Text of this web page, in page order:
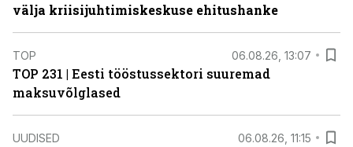
välja kriisijuhtimiskeskuse ehitushanke
TOP 06.08.26, 13:07
TOP 231 | Eesti tööstussektori suuremad
maksuvõlglased
UUDISED 06.08.26, 11:15